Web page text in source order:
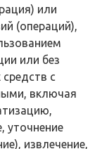
или
(операций),
или без
с
включая
уточнение
извлечение,